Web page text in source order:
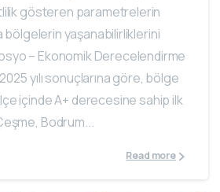
gösteren parametrelerin
bölgelerin yaşanabilirliklerini
– Ekonomik Derecelendirme
2025 yılı sonuçlarına göre, bölge
içinde A+ derecesine sahip ilk
Bodrum...
Read more